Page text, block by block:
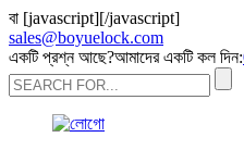
বা [javascript][/javascript]
sales@boyuelock.com
একটি প্রশ্ন আছে?আমাদের একটি কল দিন: